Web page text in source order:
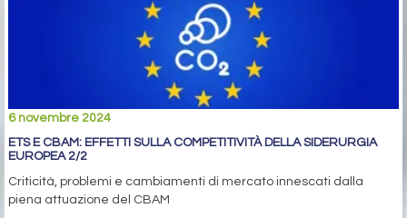
6 novembre 2024
ETS E CBAM: EFFETTI SULLA COMPETITIVITÀ DELLA SIDERURGIA
EUROPEA 2/2
Criticità, problemi e cambiamenti di mercato innescati dalla
piena attuazione del CBAM